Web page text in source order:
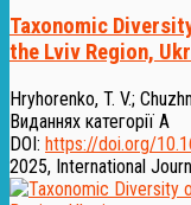
Taxonomic
the Lviv Region,
Hryhorenko, T. V.;
Виданнях категорії А
DOI: https://doi.org/
2025, International